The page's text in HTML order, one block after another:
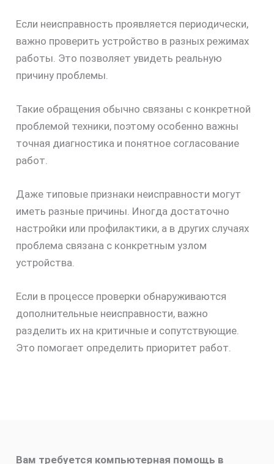
Если неисправность проявляется периодически,
важно проверить устройство в разных режимах
работы. Это позволяет увидеть реальную
причину проблемы.
Такие обращения обычно связаны с конкретной
проблемой техники, поэтому особенно важны
точная диагностика и понятное согласование
работ.
Даже типовые признаки неисправности могут
иметь разные причины. Иногда достаточно
настройки или профилактики, а в других случаях
проблема связана с конкретным узлом
устройства.
Если в процессе проверки обнаруживаются
дополнительные неисправности, важно
разделить их на критичные и сопутствующие.
Это помогает определить приоритет работ.
Вам требуется компьютерная помощь в